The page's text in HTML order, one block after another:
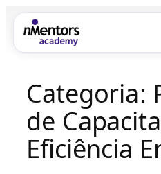
Pular
para
conteúdo
Menu
Sobre
Categoria:
de
Eficiência